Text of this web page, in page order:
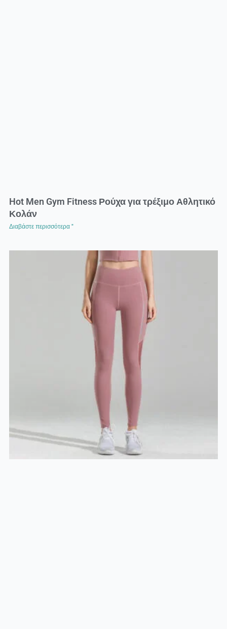
Hot Men Gym Fitness Ρούχα για τρέξιμο Αθλητικό
Κολάν
Διαβάστε περισσότερα "